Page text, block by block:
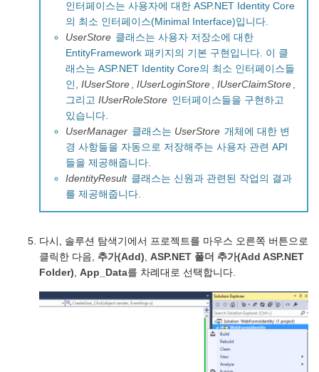
인터페이스는 사용자에 대한 ASP.NET Identity Core
의 최소 인터페이스(Minimal Interface)입니다.
UserStore 클래스는 사용자 저장소에 대한
EntityFramework 패키지의 기본 구현입니다. 이 클
래스는 ASP.NET Identity Core의 최소 인터페이스들
인, IUserStore , IUserLoginStore , IUserClaimStore ,
그리고 IUserRoleStore 인터페이스들을 구현하고
있습니다.
UserManager 클래스는 UserStore 개체에 대한 변
경 사항들을 자동으로 저장해주는 사용자 관련 API
들을 제공해줍니다.
IdentityResult 클래스는 신원과 관련된 작업의 결과
를 제공해줍니다.
다시, 솔루션 탐색기에서 프로젝트를 마우스 오른쪽 버튼으로
클릭한 다음, 추가(Add), ASP.NET 폴더 추가(Add ASP.NET
Folder), App_Data를 차례대로 선택합니다.